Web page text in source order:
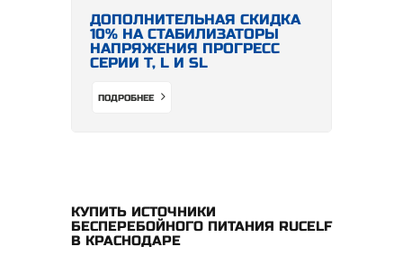
ДОПОЛНИТЕЛЬНАЯ СКИДКА
10% НА СТАБИЛИЗАТОРЫ
НАПРЯЖЕНИЯ ПРОГРЕСС
СЕРИИ Т, L И SL
ПОДРОБНЕЕ
КУПИТЬ ИСТОЧНИКИ
БЕСПЕРЕБОЙНОГО ПИТАНИЯ RUCELF
В КРАСНОДАРЕ